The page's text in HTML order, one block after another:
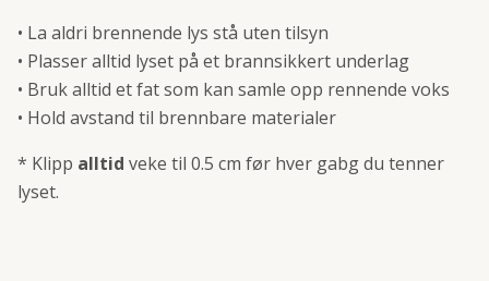
• La aldri brennende lys stå uten tilsyn
• Plasser alltid lyset på et brannsikkert underlag
• Bruk alltid et fat som kan samle opp rennende voks
• Hold avstand til brennbare materialer
* Klipp alltid veke til 0.5 cm før hver gabg du tenner
lyset.